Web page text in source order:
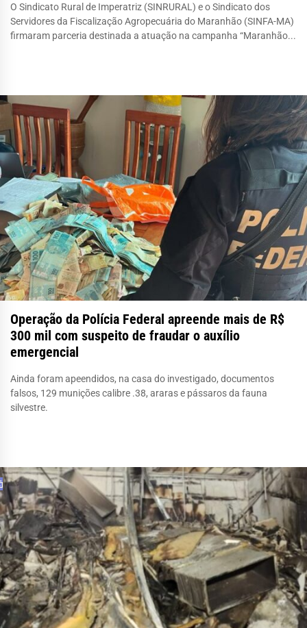
O Sindicato Rural de Imperatriz (SINRURAL) e o Sindicato dos
Servidores da Fiscalização Agropecuária do Maranhão (SINFA-MA)
firmaram parceria destinada a atuação na campanha “Maranhão...
Operação da Polícia Federal apreende mais de R$
300 mil com suspeito de fraudar o auxílio
emergencial
Ainda foram apeendidos, na casa do investigado, documentos
falsos, 129 munições calibre .38, araras e pássaros da fauna
silvestre.